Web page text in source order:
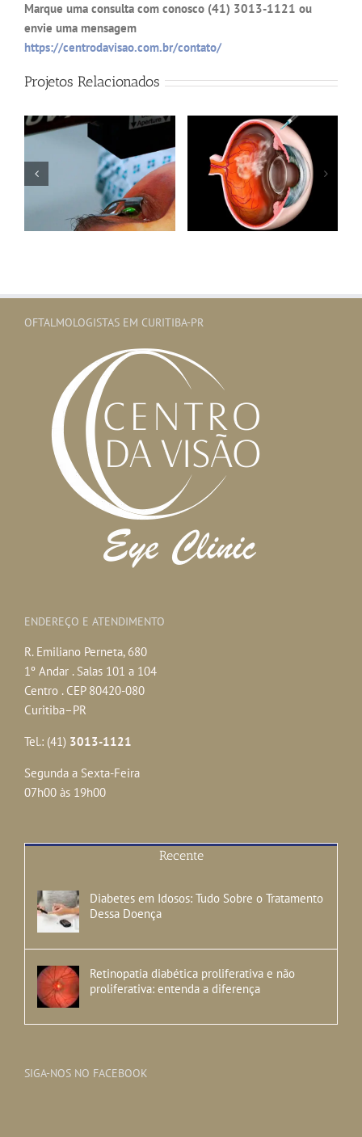
Marque uma consulta com conosco (41) 3013-1121 ou
envie uma mensagem
https://centrodavisao.com.br/contato/
Projetos Relacionados
Injeções Intra-
Vítreas
OFTALMOLOGISTAS EM CURITIBA-PR
ENDEREÇO E ATENDIMENTO
R. Emiliano Perneta, 680
1º Andar . Salas 101 a 104
Centro . CEP 80420-080
Curitiba–PR
Tel.: (41) 3013-1121
Segunda a Sexta-Feira
07h00 às 19h00
Recente
Diabetes em Idosos: Tudo Sobre o Tratamento
Dessa Doença
Retinopatia diabética proliferativa e não
proliferativa: entenda a diferença
SIGA-NOS NO FACEBOOK